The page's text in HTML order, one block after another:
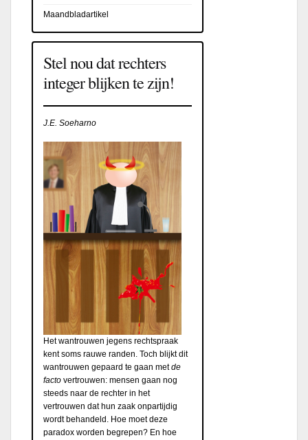
Maandbladartikel
Stel nou dat rechters
integer blijken te zijn!
J.E. Soeharno
Het wantrouwen jegens rechtspraak
kent soms rauwe randen. Toch blijkt dit
wantrouwen gepaard te gaan metde
facto vertrouwen: mensen gaan nog
steeds naar de rechter in het
vertrouwen dat hun zaak onpartijdig
wordt behandeld. Hoe moet deze
paradox worden begrepen? En hoe